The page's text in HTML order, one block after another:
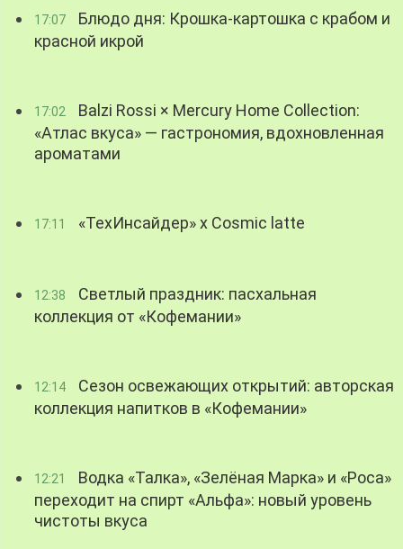
17:07
Блюдо дня: Крошка-картошка с крабом и
красной икрой
17:02
Balzi Rossi × Mercury Home Collection:
«Атлас вкуса» — гастрономия, вдохновленная
ароматами
17:11 «ТехИнсайдер» х Cosmic latte
12:38
Светлый праздник: пасхальная
коллекция от «Кофемании»
12:14
Сезон освежающих открытий: авторская
коллекция напитков в «Кофемании»
12:21
Водка «Талка», «Зелёная Марка» и «Роса»
переходит на спирт «Альфа»: новый уровень
чистоты вкуса